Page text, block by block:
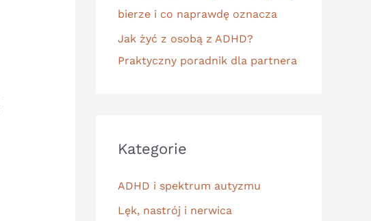
bierze i co naprawdę oznacza
Jak żyć z osobą z ADHD?
Praktyczny poradnik dla partnera
Kategorie
ADHD i spektrum autyzmu
Lęk, nastrój i nerwica